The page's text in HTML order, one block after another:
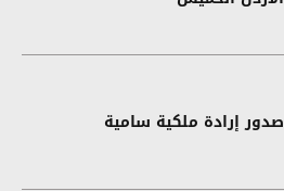
صدور إرادة ملكية سامية